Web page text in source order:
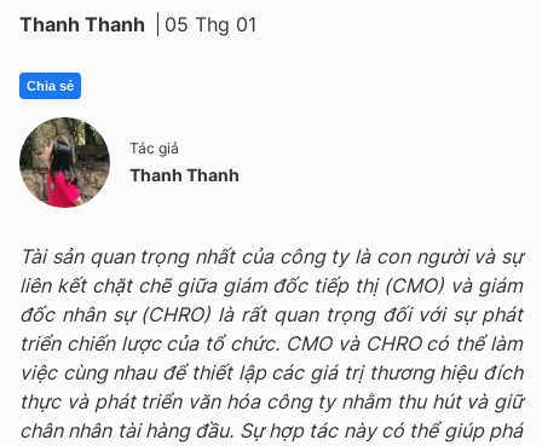
Thanh Thanh 05 Thg 01
Chia sẻ
Tác giả
Thanh Thanh
Tài sản quan trọng nhất của công ty là con người và sự
liên kết chặt chẽ giữa giám đốc tiếp thị (CMO) và giám
đốc nhân sự (CHRO) là rất quan trọng đối với sự phát
triển chiến lược của tổ chức. CMO và CHRO có thể làm
việc cùng nhau để thiết lập các giá trị thương hiệu đích
thực và phát triển văn hóa công ty nhằm thu hút và giữ
chân nhân tài hàng đầu. Sự hợp tác này có thể giúp phá